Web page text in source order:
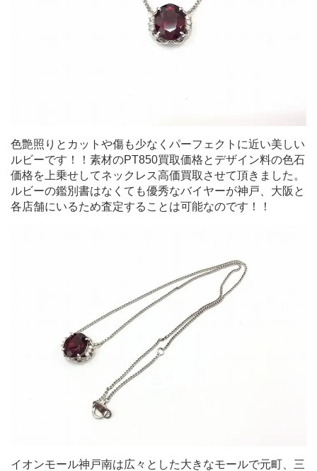
色艶照りとカットや傷も少なくパーフェクトに近い美しい
ルビーです！！素材のPT850買取価格とデザイン料の色石
価格を上乗せしてネックレス高価買取させて頂きました。
ルビーの鑑別書はなくても優秀なバイヤーが神戸、大阪と
各店舗にいるため査定することは可能なのです！！
イオンモール神戸南は広々とした大きなモールで元町、三